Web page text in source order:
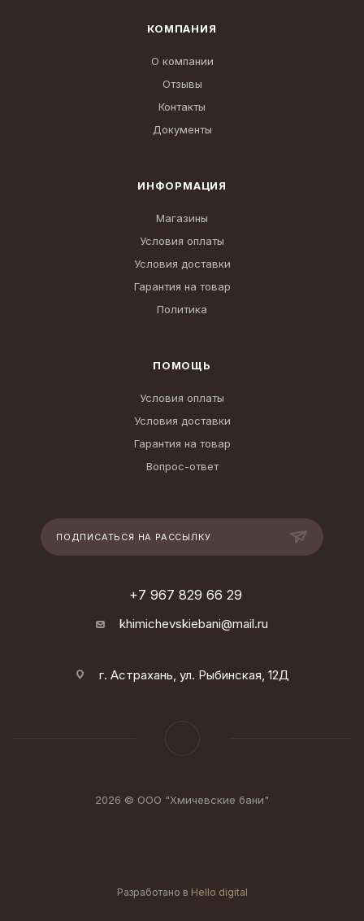
КОМПАНИЯ
О компании
Отзывы
Контакты
Документы
ИНФОРМАЦИЯ
Магазины
Условия оплаты
Условия доставки
Гарантия на товар
Политика
ПОМОЩЬ
Условия оплаты
Условия доставки
Гарантия на товар
Вопрос-ответ
ПОДПИСАТЬСЯ НА РАССЫЛКУ
+7 967 829 66 29
khimichevskiebani@mail.ru
г. Астрахань, ул. Рыбинская, 12Д
2026 © ООО "Хмичевские бани"
Разработано в Hello digital